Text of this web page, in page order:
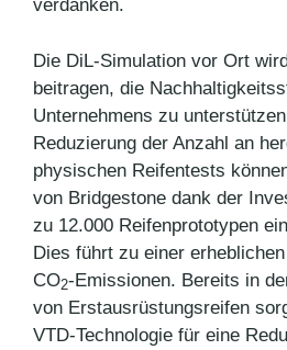
verdanken.
Die DiL-Simulation vor Ort
beitragen, die
Unternehmens zu
Reduzierung der Anzahl an
physischen Reifentests
von Bridgestone dank der
zu 12.000 Reifenprototypen
Dies führt zu einer
CO2-Emissionen. Bereits in
von Erstausrüstungsreifen
VTD-Technologie für eine